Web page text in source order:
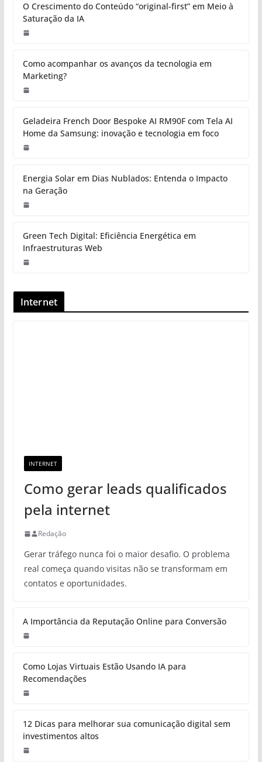
O Crescimento do Conteúdo “original-first” em Meio à
Saturação da IA
Como acompanhar os avanços da tecnologia em
Marketing?
Geladeira French Door Bespoke AI RM90F com Tela AI
Home da Samsung: inovação e tecnologia em foco
Energia Solar em Dias Nublados: Entenda o Impacto
na Geração
Green Tech Digital: Eficiência Energética em
Infraestruturas Web
Internet
INTERNET
Como gerar leads qualificados
pela internet
Redação
Gerar tráfego nunca foi o maior desafio. O problema
real começa quando visitas não se transformam em
contatos e oportunidades.
A Importância da Reputação Online para Conversão
Como Lojas Virtuais Estão Usando IA para
Recomendações
12 Dicas para melhorar sua comunicação digital sem
investimentos altos